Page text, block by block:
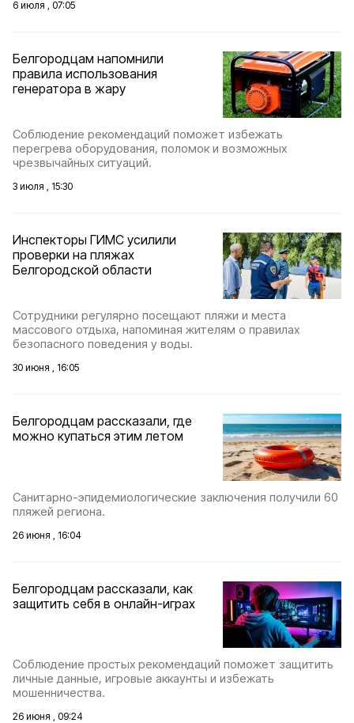
6 июля , 07:05
Белгородцам напомнили
правила использования
генератора в жару
Соблюдение рекомендаций поможет избежать
перегрева оборудования, поломок и возможных
чрезвычайных ситуаций.
3 июля , 15:30
Инспекторы ГИМС усилили
проверки на пляжах
Белгородской области
Сотрудники регулярно посещают пляжи и места
массового отдыха, напоминая жителям о правилах
безопасного поведения у воды.
30 июня , 16:05
Белгородцам рассказали, где
можно купаться этим летом
Санитарно-эпидемиологические заключения получили 60
пляжей региона.
26 июня , 16:04
Белгородцам рассказали, как
защитить себя в онлайн-играх
Соблюдение простых рекомендаций поможет защитить
личные данные, игровые аккаунты и избежать
мошенничества.
26 июня , 09:24